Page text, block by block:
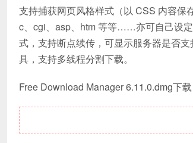
支持捕获网页风格样式（以 CSS 内容保
c、cgi、asp、htm 等等……亦可自己设定
式，支持断点续传，可显示服务器是否
具，支持多线程分割下载。
Free Download Manager 6.11.0.dmg下载